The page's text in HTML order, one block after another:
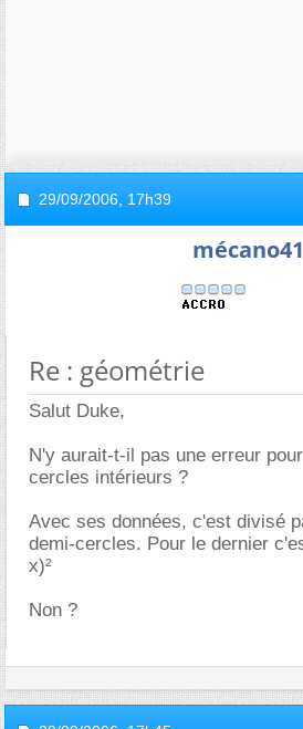
29/09/2006, 17h39
mécano41
Re : géométrie
Salut Duke,
N'y aurait-t-il pas une erreur
cercles intérieurs ?
Avec ses données, c'est divisé
demi-cercles. Pour le dernier
x)²
Non ?